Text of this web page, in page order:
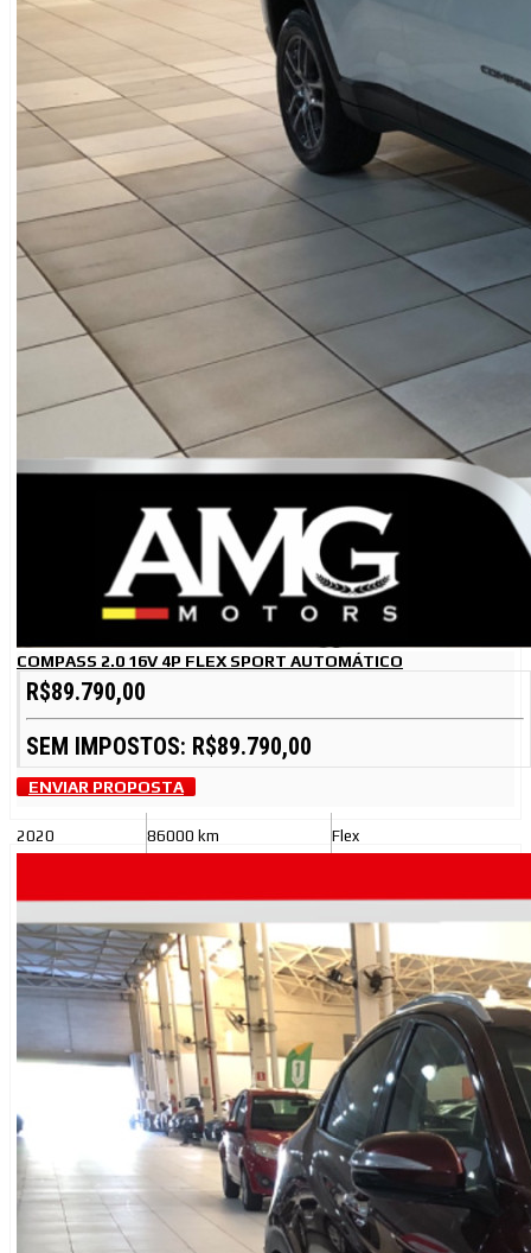
COMPASS 2.0 16V 4P FLEX SPORT AUTOMÁTICO
R$89.790,00
SEM IMPOSTOS: R$89.790,00
ENVIAR PROPOSTA
2020 86000 km Flex